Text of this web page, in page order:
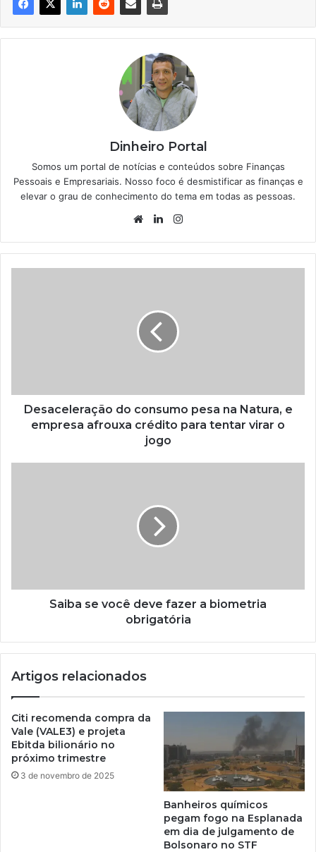
Dinheiro Portal
Somos um portal de notícias e conteúdos sobre Finanças
Pessoais e Empresariais. Nosso foco é desmistificar as finanças e
elevar o grau de conhecimento do tema em todas as pessoas.
WebsiteLinkedin
Desaceleração do consumo pesa na Natura, e
empresa afrouxa crédito para tentar virar o
jogo
Saiba se você deve fazer a biometria
obrigatória
Artigos relacionados
Citi recomenda compra da
Vale (VALE3) e projeta
Ebitda bilionário no
próximo trimestre
3 de novembro de 2025
Banheiros químicos
pegam fogo na Esplanada
em dia de julgamento de
Bolsonaro no STF